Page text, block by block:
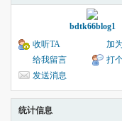
bdtk66blog1
收听TA
加
给我留言
打
发送消息
统计信息